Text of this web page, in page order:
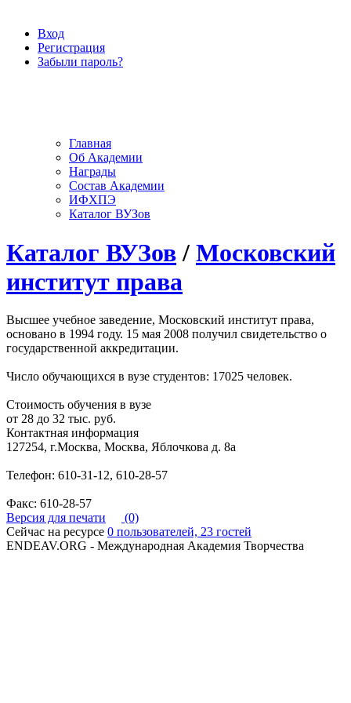
Вход
Регистрация
Забыли пароль?
Главная
Об Академии
Награды
Состав Академии
ИФХПЭ
Каталог ВУЗов
Каталог ВУЗов / Московский
институт права
Высшее учебное заведение, Московский институт права,
основано в 1994 году. 15 мая 2008 получил свидетельство о
государственной аккредитации.
Число обучающихся в вузе студентов: 17025 человек.
Стоимость обучения в вузе
от 28 до 32 тыс. руб.
Контактная информация
127254, г.Москва, Москва, Яблочкова д. 8а
Телефон: 610-31-12, 610-28-57
Факс: 610-28-57
Версия для печати
(0)
Сейчас на ресурсе 0 пользователей, 23 гостей
ENDEAV.ORG - Международная Академия Творчества